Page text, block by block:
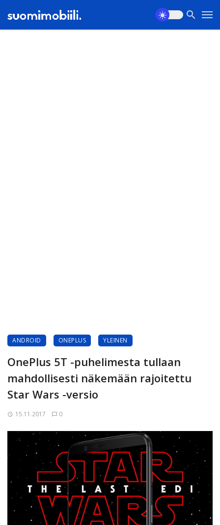
ANDROID ONEPLUS YLEINEN
OnePlus 5T -puhelimesta tullaan
mahdollisesti näkemään rajoitettu
Star Wars -versio
15.11.2017 0